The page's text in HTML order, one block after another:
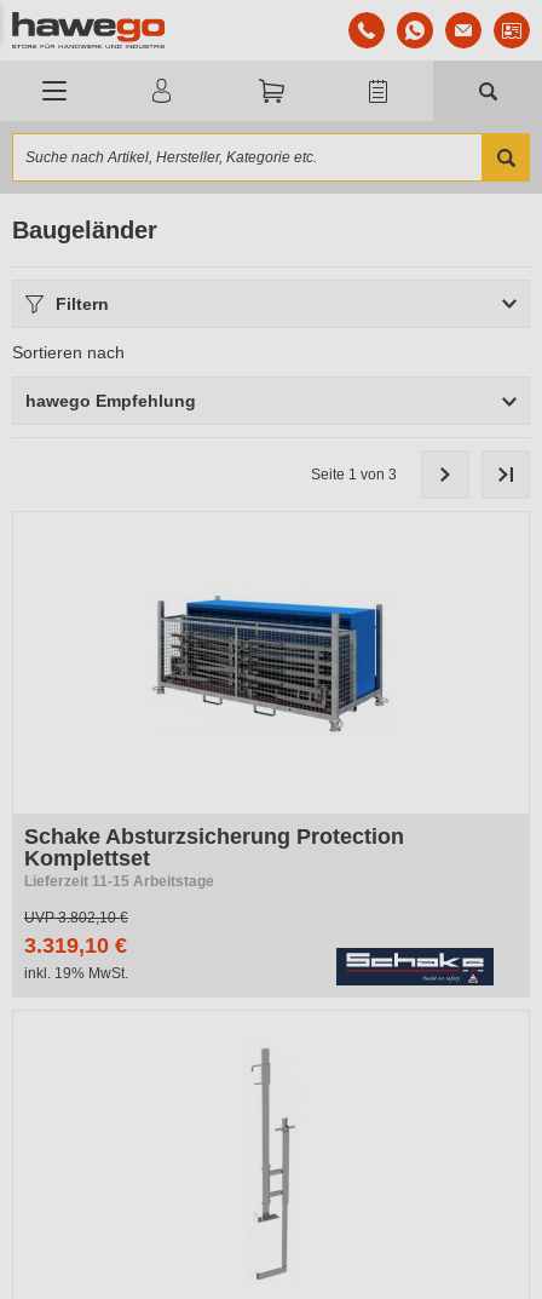
Baugeländer
Filtern
Sortieren nach
hawego Empfehlung
Seite 1 von 3
Schake Absturzsicherung Protection
Komplettset
Lieferzeit 11-15 Arbeitstage
UVP3.802,10 €
3.319,10 €
inkl. 19% MwSt.